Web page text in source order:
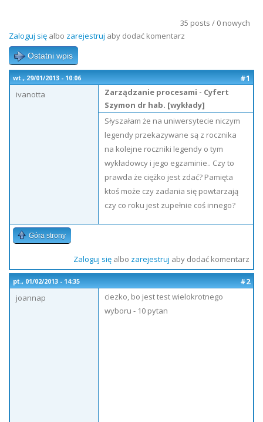
35 posts / 0 nowych
Zaloguj się albo zarejestruj aby dodać komentarz
Ostatni wpis
wt., 29/01/2013 - 10:06
#1
ivanotta
Zarządzanie procesami - Cyfert
Szymon dr hab. [wykłady]
Słyszałam że na uniwersytecie niczym
legendy przekazywane są z rocznika
na kolejne roczniki legendy o tym
wykładowcy i jego egzaminie.. Czy to
prawda że ciężko jest zdać? Pamięta
ktoś może czy zadania się powtarzają
czy co roku jest zupełnie coś innego?
Góra strony
Zaloguj sięalbo zarejestruj aby dodać komentarz
pt., 01/02/2013 - 14:35
#2
joannap
ciezko, bo jest test wielokrotnego
wyboru - 10 pytan